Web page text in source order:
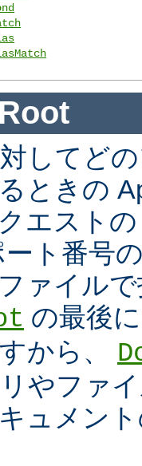
してど
ときの
エスト
ト番号
ァイル
の最後
から、
やファ
ュメン